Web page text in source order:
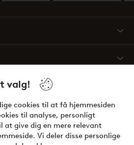
valg!
cookies til at få hjemmesiden
til analyse, personligt
at give dig en mere relevant
Vi deler disse personlige